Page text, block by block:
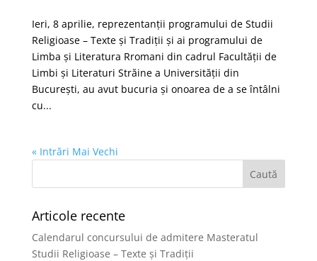
Ieri, 8 aprilie, reprezentanții programului de Studii
Religioase – Texte și Tradiții și ai programului de
Limba și Literatura Rromani din cadrul Facultății de
Limbi și Literaturi Străine a Universității din
București, au avut bucuria și onoarea de a se întâlni
cu...
« Intrări Mai Vechi
Articole recente
Calendarul concursului de admitere Masteratul
Studii Religioase – Texte și Tradiții